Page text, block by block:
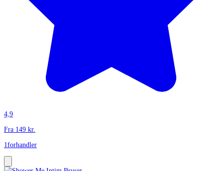
4,9
Fra 149 kr.
1forhandler